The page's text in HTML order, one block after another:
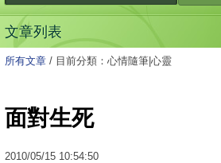
文章列表
所有文章 / 目前分類：心情隨筆|心靈
面對生死
2010/05/15 10:54:50